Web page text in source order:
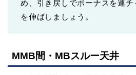
め、引き戻しでボーナスを連
を伸ばしましょう。
MMB間・MBスルー天井